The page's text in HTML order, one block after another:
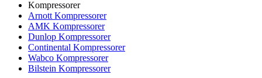
Kompressorer
Arnott Kompressorer
AMK Kompressorer
Dunlop Kompressorer
Continental Kompressorer
Wabco Kompressorer
Bilstein Kompressorer